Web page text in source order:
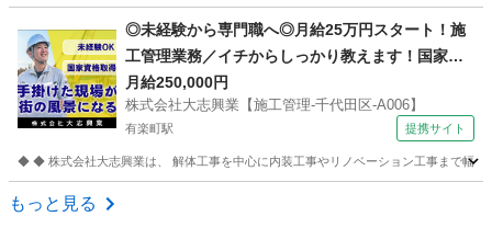
ひばりヶ丘駅 その他
◎未経験から専門職へ◎月給25万円スタート！施
工管理業務／イチからしっかり教えます！国家資
格取得支援あり！ 株式会社大志興業【施工管理-千
代田区-A006】 建築・造園スタッフ
月給250,000円
株式会社大志興業【施工管理-千代田区-A006】
有楽町駅 提携サイト
◆ ◆ 株式会社大志興業は、 解体工事を中心に内装工事やリノベーション工事まで幅
東京 千代田区
もっと見る